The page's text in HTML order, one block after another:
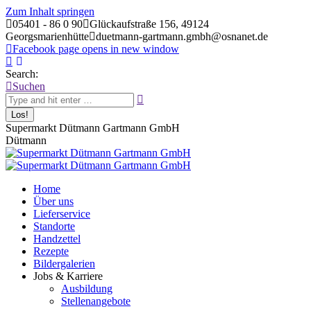
Zum Inhalt springen
05401 - 86 0 90 Glückaufstraße 156, 49124
Georgsmarienhütte duetmann-gartmann.gmbh@osnanet.de
Facebook page opens in new window
Search:
Suchen
Supermarkt Dütmann Gartmann GmbH
Dütmann
Home
Über uns
Lieferservice
Standorte
Handzettel
Rezepte
Bildergalerien
Jobs & Karriere
Ausbildung
Stellenangebote